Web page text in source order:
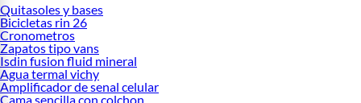
Quitasoles y bases
Bicicletas rin 26
Cronometros
Zapatos tipo vans
Isdin fusion fluid mineral
Agua termal vichy
Amplificador de senal celular
Cama sencilla con colchon